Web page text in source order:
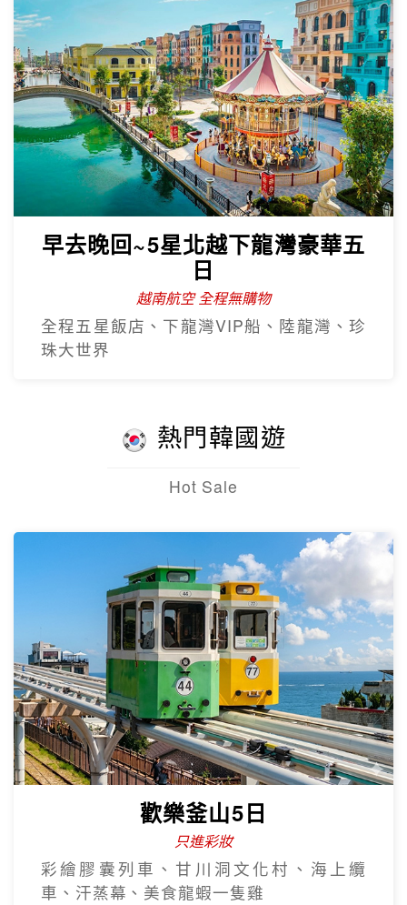
早去晚回~5星北越下龍灣豪華五
日
越南航空 全程無購物
全程五星飯店、下龍灣VIP船、陸龍灣、珍
珠大世界
熱門韓國遊
Hot Sale
歡樂釜山5日
只進彩妝
彩繪膠囊列車、甘川洞文化村、海上纜
車、汗蒸幕、美食龍蝦一隻雞